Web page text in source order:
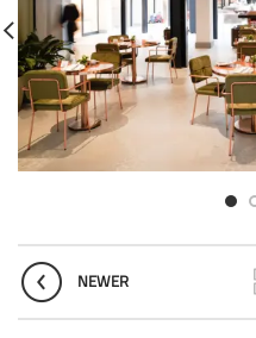
NEWER